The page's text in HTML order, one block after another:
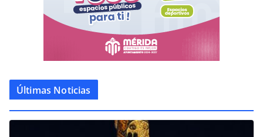
Últimas Noticias